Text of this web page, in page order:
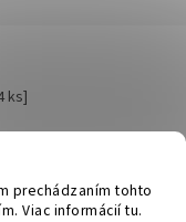
prechádzaním tohto
Viac informácií tu.
ks]